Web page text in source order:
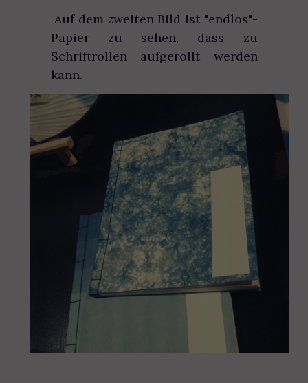
Auf dem zweiten Bild ist "endlos"-
Papier zu sehen, dass zu
Schriftrollen aufgerollt werden
kann.